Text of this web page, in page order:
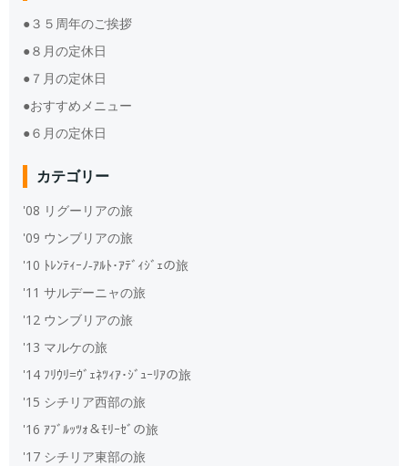
●３５周年のご挨拶
●８月の定休日
●７月の定休日
●おすすめメニュー
●６月の定休日
カテゴリー
'08 リグーリアの旅
'09 ウンブリアの旅
'10 ﾄﾚﾝﾃｨｰﾉ‐ｱﾙﾄ･ｱﾃﾞｨｼﾞｪの旅
'11 サルデーニャの旅
'12 ウンブリアの旅
'13 マルケの旅
'14 ﾌﾘｳﾘ=ｳﾞｪﾈﾂｨｱ･ｼﾞｭｰﾘｱの旅
'15 シチリア西部の旅
'16 ｱﾌﾞﾙｯﾂｫ＆ﾓﾘｰｾﾞの旅
'17 シチリア東部の旅